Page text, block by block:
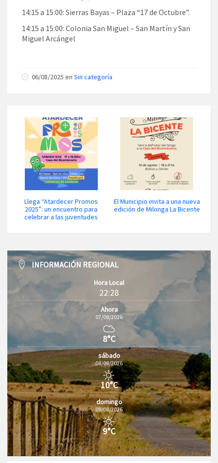
14:15 a 15:00: Sierras Bayas – Plaza “17 de Octubre”.
14:15 a 15:00: Colonia San Miguel – San Martín y San
Miguel Arcángel
06/08/2025 en Sin categoría
Llega “Atardecer Promos
2025”: un encuentro para
celebrar a las juventudes
El Municipio invita a una nueva
edición de Milonga La Bicente
INFORMACIÓN REGIONAL
Hora Local
22:28
Ahora
07/08/2026
8°C
sábado
08/08/2026
10°C
domingo
09/08/2026
9°C